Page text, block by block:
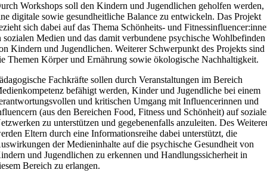
Workshops soll den Kindern und Jugendlichen geholfen werden,
digitale sowie gesundheitliche Balance zu entwickeln. Das Projekt
sich dabei auf das Thema Schönheits- und
sozialen Medien und das damit verbundene psychische Wohlbefinden
Kindern und Jugendlichen. Weiterer Schwerpunkt des Projekts sind
Themen Körper und Ernährung sowie ökologische Nachhaltigkeit.
Fachkräfte sollen durch Veranstaltungen im Bereich
befähigt werden, Kinder und Jugendliche bei einem
und kritischen Umgang mit Influencerinnen und
(aus den Bereichen Food, Fitness und Schönheit) auf
zu unterstützen und gegebenenfalls anzuleiten. Des
Eltern durch eine Informationsreihe dabei unterstützt, die
der Medieninhalte auf die psychische Gesundheit von
und Jugendlichen zu erkennen und Handlungssicherheit in
Bereich zu erlangen.